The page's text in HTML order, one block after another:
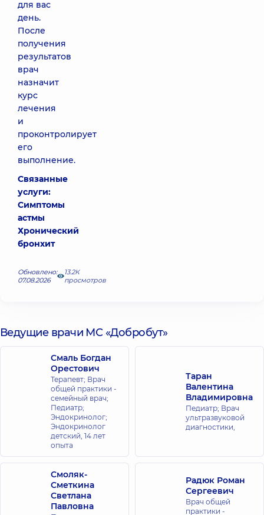
для вас
день.
После
получения
результатов
врач
назначит
курс
лечения
и
проконтролирует
его
выполнение.
Связанные
услуги:
Симптомы
астмы
Хронический
бронхит
Обновлено:
07.08.2026
13.2К
просмотров
Ведущие врачи МС «Добробут»
Смаль Богдан
Орестович
Терапевт; Врач
общей практики -
семейный врач;
Педиатр;
Эндокринолог;
Эндокринолог
детский, 14 лет
опыта
Таран
Валентина
Владимировна
Педиатр; Врач
ультразвуковой
диагностики,
Смоляк-
Сметкина
Светлана
Павловна
Радюк Роман
Сергеевич
Врач общей
практики -